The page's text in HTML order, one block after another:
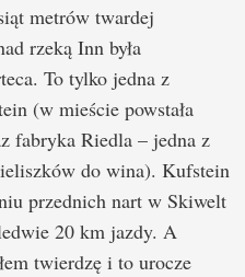
metrów twardej
rzeką Inn była
To tylko jedna z
(w mieście powstała
fabryka Riedla – jedna z
do wina). Kufstein
przednich nart w Skiwelt
20 km jazdy. A
twierdzę i to urocze